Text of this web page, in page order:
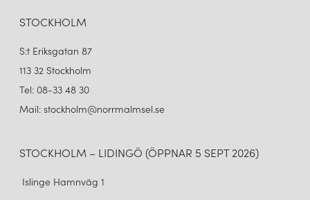
STOCKHOLM
S:t Eriksgatan 87
113 32 Stockholm
Tel: 08-33 48 30
Mail: stockholm@norrmalmsel.se
STOCKHOLM – LIDINGÖ (ÖPPNAR 5 SEPT 2026)
Islinge Hamnväg 1